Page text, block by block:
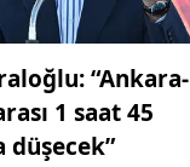
“Ankara-
1 saat 45
düşecek”